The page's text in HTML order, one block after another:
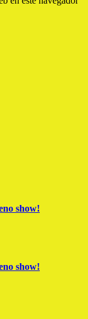
show!
show!